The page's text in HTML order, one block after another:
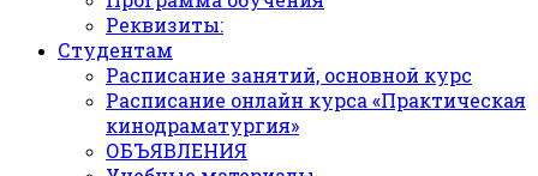
Реквизиты:
Студентам
Расписание занятий, основной курс
Расписание онлайн курса «Практическая
кинодраматургия»
ОБЪЯВЛЕНИЯ